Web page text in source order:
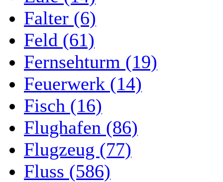
Falter (6)
Feld (61)
Fernsehturm (19)
Feuerwerk (14)
Fisch (16)
Flughafen (86)
Flugzeug (77)
Fluss (586)